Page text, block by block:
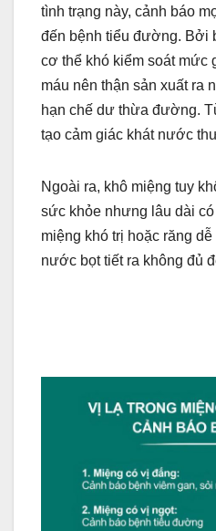
tình trạng này, cảnh báo
đến bệnh tiểu đường. Bởi
cơ thể khó kiểm soát mức
máu nên thận sản xuất ra
hạn chế dư thừa đường.
tạo cảm giác khát nước
Ngoài ra, khô miệng tuy
sức khỏe nhưng lâu dài
miệng khó trị hoặc răng
nước bọt tiết ra không đủ